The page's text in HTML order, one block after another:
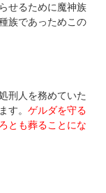
せるために魔神族
族であっためこの
刑人を務めていた
す。ゲルダを守る
とも葬ることにな